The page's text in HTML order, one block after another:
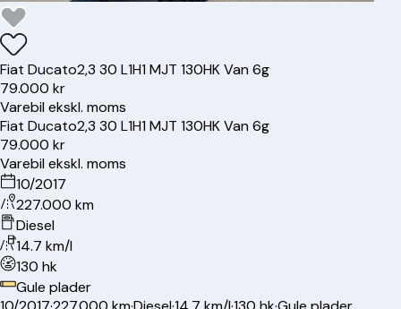
Fiat Ducato2,3 30 L1H1 MJT 130HK Van 6g
79.000 kr
Varebil ekskl. moms
Fiat Ducato2,3 30 L1H1 MJT 130HK Van 6g
79.000 kr
Varebil ekskl. moms
10/2017
227.000 km
Diesel
14.7 km/l
130 hk
Gule plader